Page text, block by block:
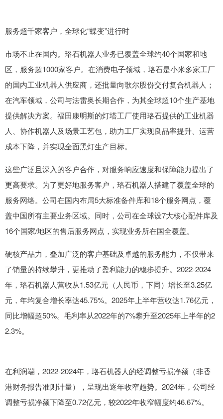
服务超千家客户，全球化“蝶变”进行时
市场不止在国内。珞石机器人业务已覆盖全球约40个国家和地
区，服务超1000家客户。在消费电子领域，珞石是小米多家工厂
的国内工业机器人供应商，还批量向歌尔股份交付复合机器人；
在汽车领域，公司与法雷奥长期合作，为其全球超10个生产基地
提供解决方案。福田康明斯的灯塔工厂使用珞石提供的工业机器
人、协作机器人及场景工艺包，助力工厂实现良品率提升、运营
成本下降，并实现全面黑灯生产目标。
这些广泛且深入的客户合作，对服务响应速度和保障能力提出了
更高要求。为了更好地服务客户，珞石机器人搭建了覆盖全球的
服务网络。公司在国内布局5大标准备件库和18个服务网点，覆
盖中国所有主要业务区域。同时，公司在全球设7大核心配件库及
16个国家/地区的售后服务网点，实现业务所在国全覆盖。
硬核产品力，叠加广泛的客户基础及卓越的服务能力，不仅带来
了销量的持续攀升，更推动了盈利能力的稳步提升。2022-2024
年，珞石机器人营收从1.53亿元（人民币，下同）增长至3.25亿
元，年均复合增长率达45.75%。2025年上半年营收达1.76亿元，
同比增幅超50%。毛利率从2022年的7%攀升至2025年上半年的2
2.3%。
在利润端，2022-2024年，珞石机器人的经调整亏损净额（非香
港财务报告准则计量），呈现出逐年收窄趋势。2024年，公司经
调整亏损净额下降至0.72亿元，较2022年收窄幅度约46.67%。